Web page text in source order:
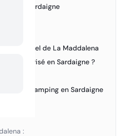
en Sardaigne
de l'archipel de La Maddalena
il autorisé en Sardaigne ?
lors d'un camping en Sardaigne
: